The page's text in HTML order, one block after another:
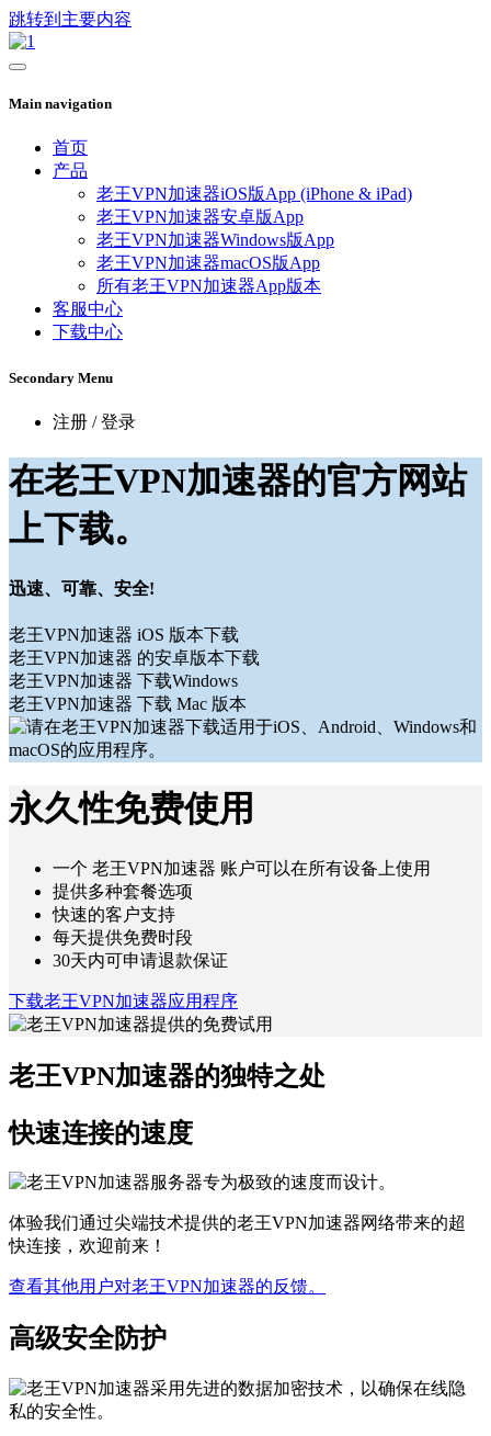
跳转到主要内容
Main navigation
首页
产品
老王VPN加速器iOS版App (iPhone & iPad)
老王VPN加速器安卓版App
老王VPN加速器Windows版App
老王VPN加速器macOS版App
所有老王VPN加速器App版本
客服中心
下载中心
Secondary Menu
注册 / 登录
在老王VPN加速器的官方网站
上下载。
迅速、可靠、安全!
老王VPN加速器 iOS 版本下载
老王VPN加速器 的安卓版本下载
老王VPN加速器 下载Windows
老王VPN加速器 下载 Mac 版本
永久性免费使用
一个 老王VPN加速器 账户可以在所有设备上使用
提供多种套餐选项
快速的客户支持
每天提供免费时段
30天内可申请退款保证
下载老王VPN加速器应用程序
老王VPN加速器的独特之处
快速连接的速度
体验我们通过尖端技术提供的老王VPN加速器网络带来的超
快连接，欢迎前来！
查看其他用户对老王VPN加速器的反馈。
高级安全防护